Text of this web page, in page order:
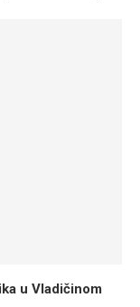
u Vladičinom